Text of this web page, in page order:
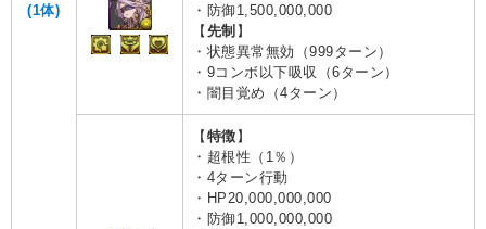
(1体)
・防御1,500,000,000
【 先制 】
・状態異常無効（999ターン）
・9コンボ以下吸収（6ターン）
・闇目覚め（4ターン）
【 特徴 】
・超根性（1％）
・4ターン行動
・HP20,000,000,000
・防御1,000,000,000